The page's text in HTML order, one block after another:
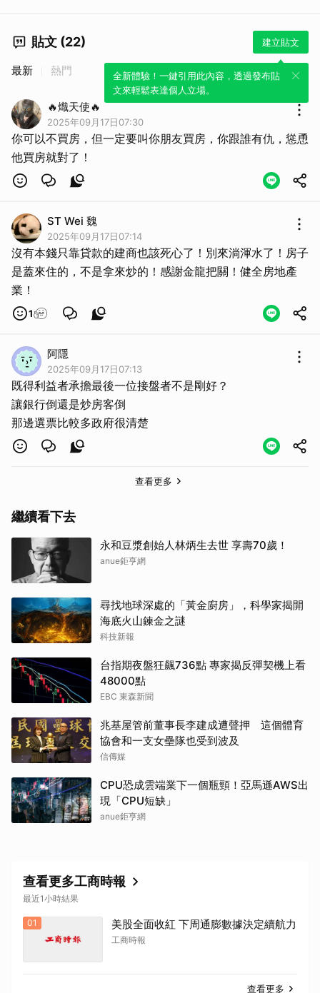
貼文 (22) 建立貼文
全新體驗！一鍵引用此內容，透過發布貼
文來輕鬆表達個人立場。
最新 熱門
🔥熾天使🔥
2025年09月17日07:30
你可以不買房，但一定要叫你朋友買房，你跟誰有仇，慫恿
他買房就對了！
ST Wei 魏
2025年09月17日07:14
沒有本錢只靠貸款的建商也該死心了！別來淌渾水了！房子
是蓋來住的，不是拿來炒的！感謝金龍把關！健全房地產
業！
1
阿隱
2025年09月17日07:13
既得利益者承擔最後一位接盤者不是剛好？
讓銀行倒還是炒房客倒
那邊選票比較多政府很清楚
查看更多
繼續看下去
永和豆漿創始人林炳生去世 享壽70歲！
anue鉅亨網
尋找地球深處的「黃金廚房」，科學家揭開
海底火山鍊金之謎
科技新報
台指期夜盤狂飆736點 專家揭反彈契機上看
48000點
EBC 東森新聞
兆基屋管前董事長李建成遭聲押 這個體育
協會和一支女壘隊也受到波及
信傳媒
CPU恐成雲端業下一個瓶頸！亞馬遜AWS出
現「CPU短缺」
anue鉅亨網
查看更多工商時報
最近1小時結果
01 美股全面收紅 下周通膨數據決定續航力
工商時報
查看更多